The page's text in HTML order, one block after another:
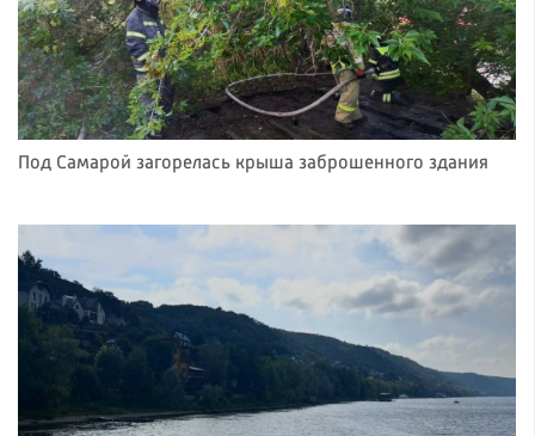
Под Самарой загорелась крыша заброшенного здания